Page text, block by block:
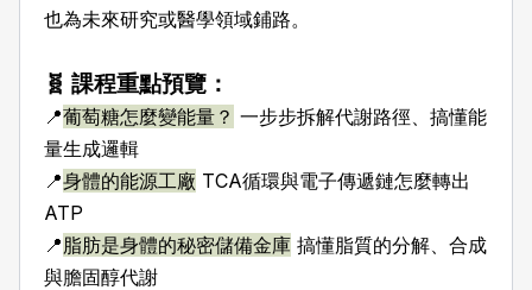
也為未來研究或醫學領域鋪路。
🧬 課程重點預覽：
📍葡萄糖怎麼變能量？ 一步步拆解代謝路徑、搞懂能
量生成邏輯
📍身體的能源工廠 TCA循環與電子傳遞鏈怎麼轉出
ATP
📍脂肪是身體的秘密儲備金庫 搞懂脂質的分解、合成
與膽固醇代謝